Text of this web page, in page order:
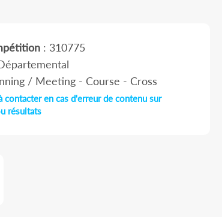
: 310775
/ Meeting - Course - Cross
contacter en cas d'erreur de contenu sur
résultats